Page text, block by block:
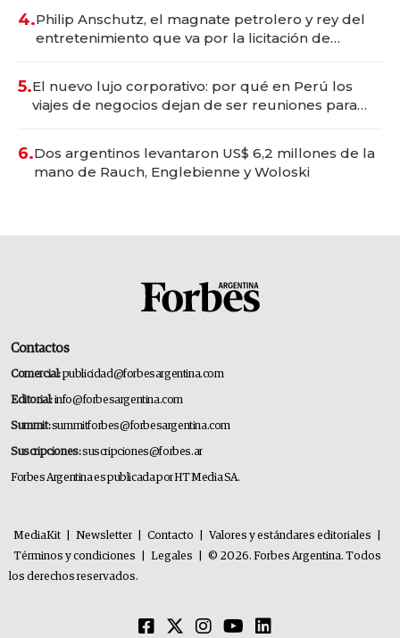
4.Philip Anschutz, el magnate petrolero y rey del
entretenimiento que va por la licitación de
5.El nuevo lujo corporativo: por qué en Perú los
viajes de negocios dejan de ser reuniones para
6.Dos argentinos levantaron US$ 6,2 millones de la
mano de Rauch, Englebienne y Woloski
Contactos
Comercial:publicidad@forbesargentina.com
Editorial:info@forbesargentina.com
Summit:summitforbes@forbesargentina.com
Suscripciones:suscripciones@forbes.ar
Forbes Argentina es publicada por HT Media SA.
MediaKit Newsletter Contacto Valores y estándares editoriales
Términos y condiciones
Legales
© 2026. Forbes Argentina. Todos
los derechos reservados.